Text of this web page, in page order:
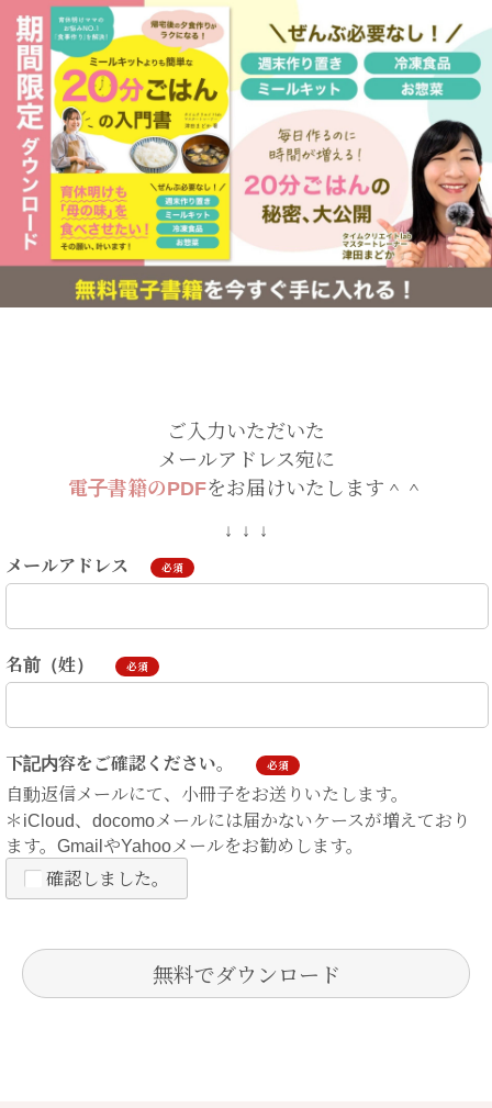
ご入力いただいた
メールアドレス宛に
電子書籍のPDFをお届けいたします＾＾
↓ ↓ ↓
メールアドレス
必須
名前（姓） 必須
下記内容をご確認ください。 必須
自動返信メールにて、小冊子をお送りいたします。
＊iCloud、docomoメールには届かないケースが増えており
ます。GmailやYahooメールをお勧めします。
確認しました。